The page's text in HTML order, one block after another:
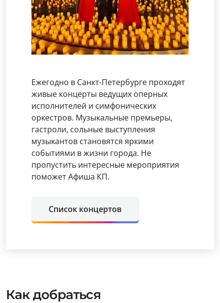
Ежегодно в Санкт-Петербурге проходят
живые концерты ведущих оперных
исполнителей и симфонических
оркестров. Музыкальные премьеры,
гастроли, сольные выступления
музыкантов становятся яркими
событиями в жизни города. Не
пропустить интересные мероприятия
поможет Афиша КП.
Список концертов
Как добраться